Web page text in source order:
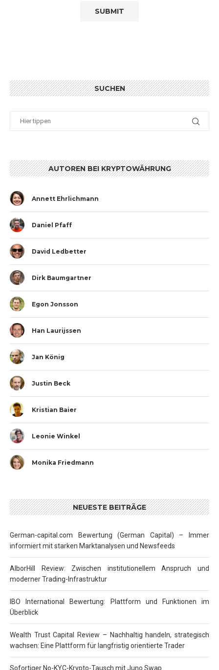
SUCHEN
AUTOREN BEI KRYPTOWÄHRUNG
Annett Ehrlichmann
Daniel Pfaff
David Ledbetter
Dirk Baumgartner
Egon Jonsson
Han Laurijssen
Jan König
Justin Beck
Kristian Baier
Leonie Winkel
Monika Friedmann
NEUESTE BEITRÄGE
German-capital.com Bewertung (German Capital) – Immer
informiert mit starken Marktanalysen und Newsfeeds
AlborHill Review: Zwischen institutionellem Anspruch und
moderner Trading-Infrastruktur
IBO International Bewertung: Plattform und Funktionen im
Überblick
Wealth Trust Capital Review – Nachhaltig handeln, strategisch
wachsen: Eine Plattform für langfristig orientierte Trader
Sofortiger No-KYC-Krypto-Tausch mit Juno Swap